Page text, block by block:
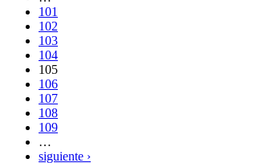
101
102
103
104
105
106
107
108
109
…
siguiente ›